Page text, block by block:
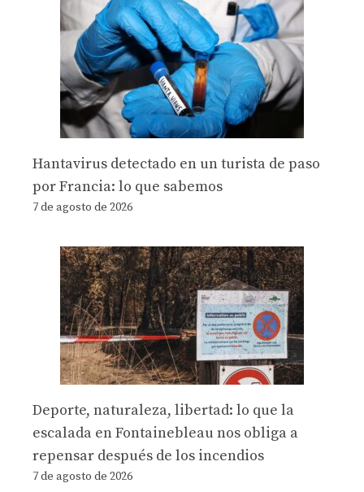
Hantavirus detectado en un turista de paso
por Francia: lo que sabemos
7 de agosto de 2026
Deporte, naturaleza, libertad: lo que la
escalada en Fontainebleau nos obliga a
repensar después de los incendios
7 de agosto de 2026